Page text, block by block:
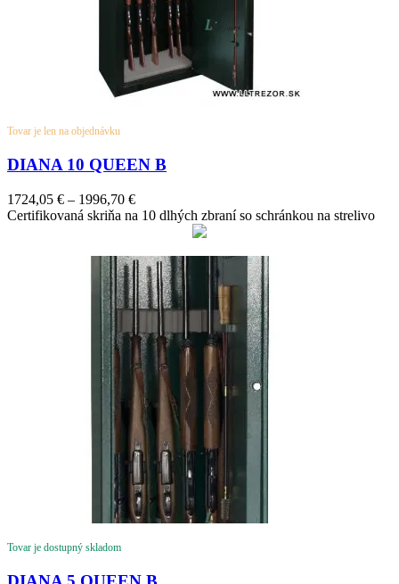
Tovar je len na objednávku
DIANA 10 QUEEN B
1724,05 € – 1996,70 €Price
range:
1996,70 €
Certifikovaná skriňa na 10 dlhých zbraní so schránkou na strelivo
Tovar je dostupný skladom